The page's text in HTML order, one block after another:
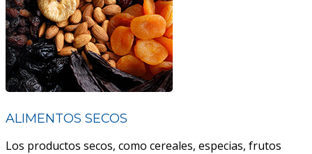
ALIMENTOS SECOS
Los productos secos, como cereales, especias, frutos